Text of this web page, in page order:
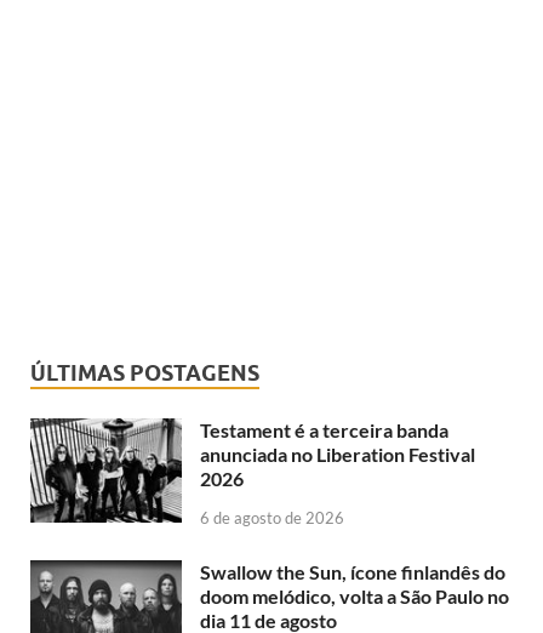
ÚLTIMAS POSTAGENS
Testament é a terceira banda
anunciada no Liberation Festival
2026
6 de agosto de 2026
Swallow the Sun, ícone finlandês do
doom melódico, volta a São Paulo no
dia 11 de agosto